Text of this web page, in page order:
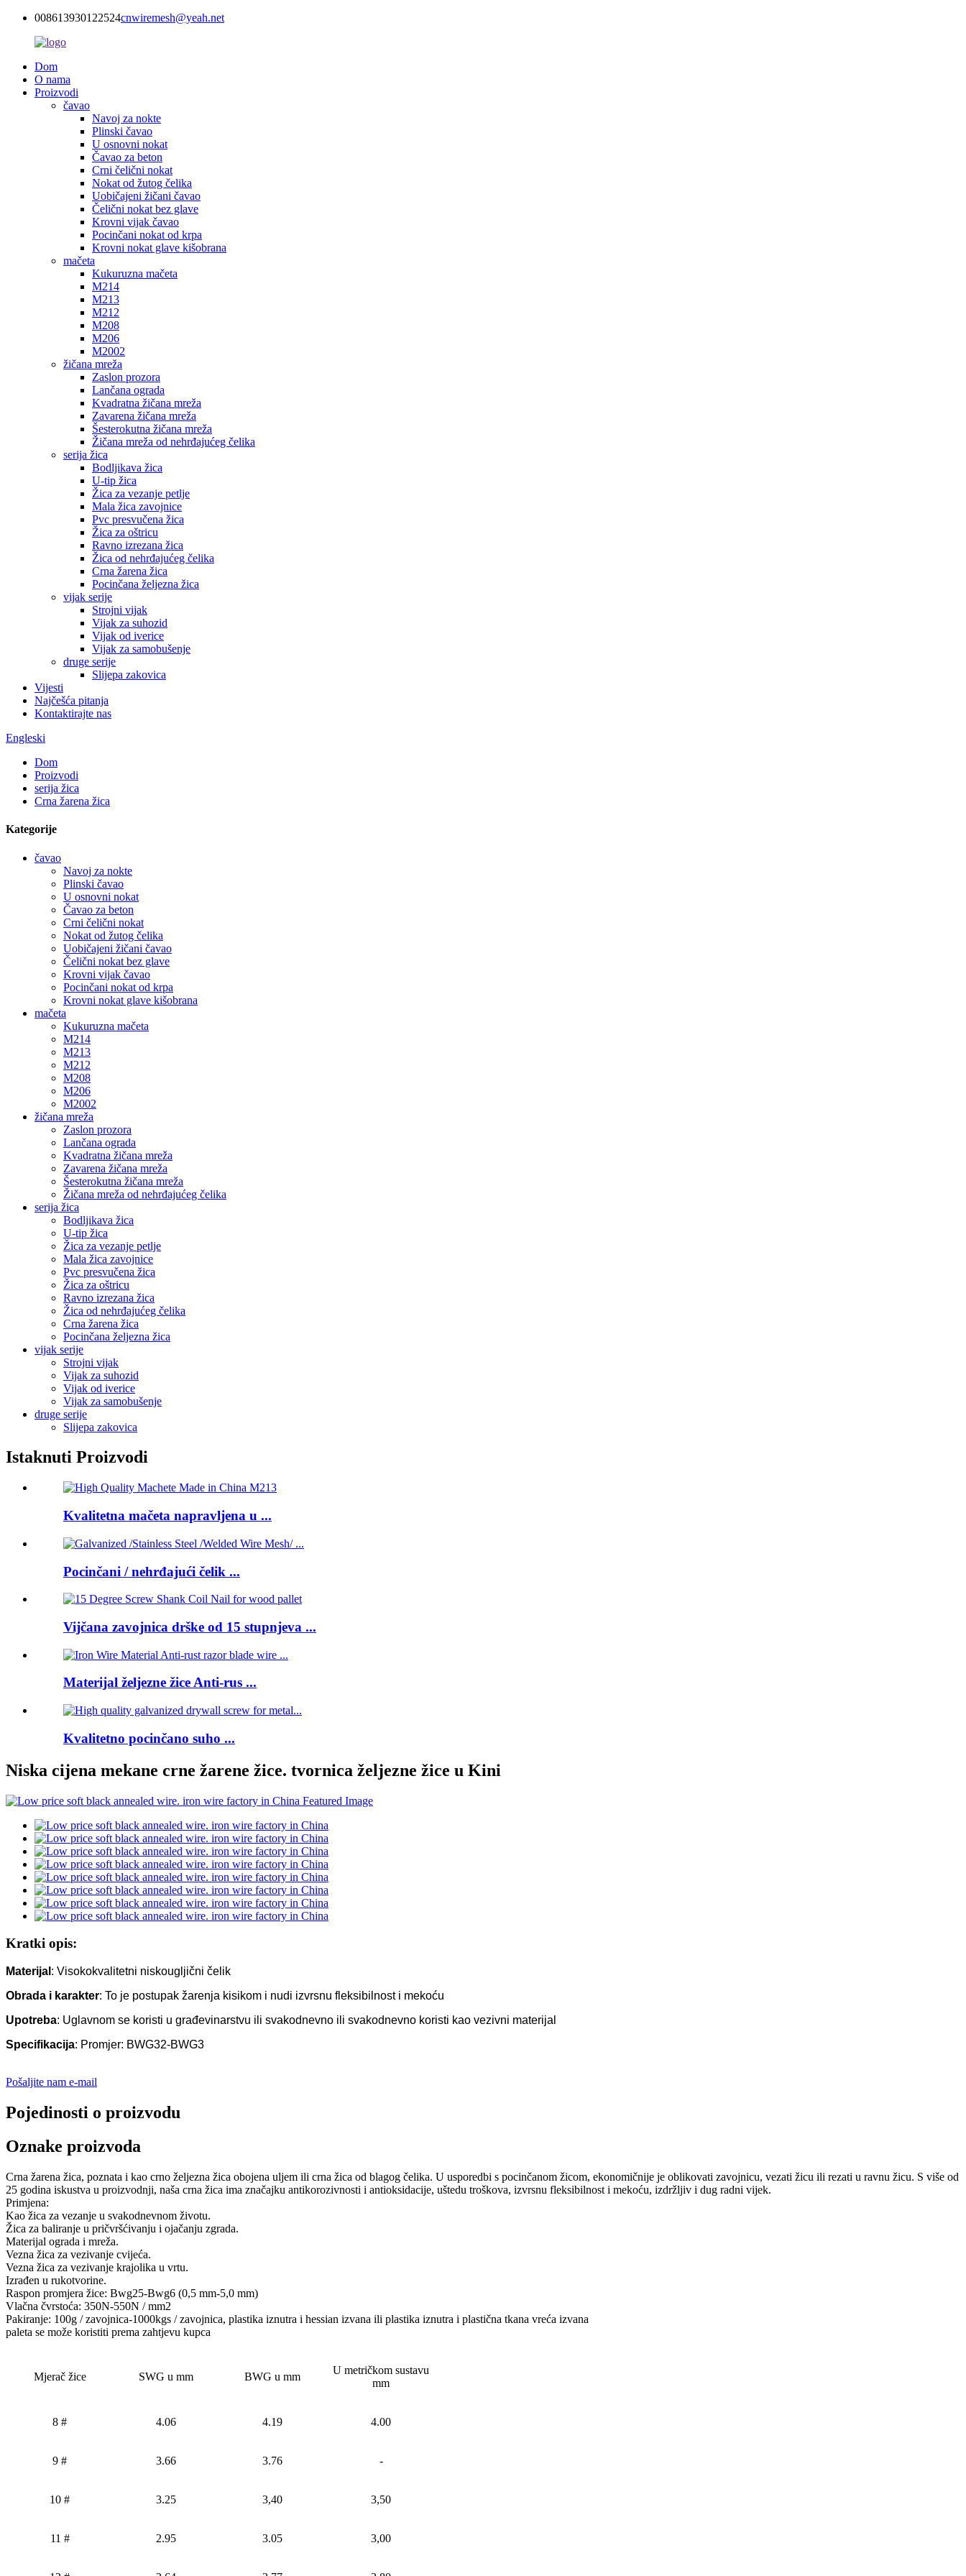
008613930122524cnwiremesh@yeah.net
Dom
O nama
Proizvodi
čavao
Navoj za nokte
Plinski čavao
U osnovni nokat
Čavao za beton
Crni čelični nokat
Nokat od žutog čelika
Uobičajeni žičani čavao
Čelični nokat bez glave
Krovni vijak čavao
Pocinčani nokat od krpa
Krovni nokat glave kišobrana
mačeta
Kukuruzna mačeta
M214
M213
M212
M208
M206
M2002
žičana mreža
Zaslon prozora
Lančana ograda
Kvadratna žičana mreža
Zavarena žičana mreža
Šesterokutna žičana mreža
Žičana mreža od nehrđajućeg čelika
serija žica
Bodljikava žica
U-tip žica
Žica za vezanje petlje
Mala žica zavojnice
Pvc presvučena žica
Žica za oštricu
Ravno izrezana žica
Žica od nehrđajućeg čelika
Crna žarena žica
Pocinčana željezna žica
vijak serije
Strojni vijak
Vijak za suhozid
Vijak od iverice
Vijak za samobušenje
druge serije
Slijepa zakovica
Vijesti
Najčešća pitanja
Kontaktirajte nas
Engleski
Dom
Proizvodi
serija žica
Crna žarena žica
Kategorije
čavao
Navoj za nokte
Plinski čavao
U osnovni nokat
Čavao za beton
Crni čelični nokat
Nokat od žutog čelika
Uobičajeni žičani čavao
Čelični nokat bez glave
Krovni vijak čavao
Pocinčani nokat od krpa
Krovni nokat glave kišobrana
mačeta
Kukuruzna mačeta
M214
M213
M212
M208
M206
M2002
žičana mreža
Zaslon prozora
Lančana ograda
Kvadratna žičana mreža
Zavarena žičana mreža
Šesterokutna žičana mreža
Žičana mreža od nehrđajućeg čelika
serija žica
Bodljikava žica
U-tip žica
Žica za vezanje petlje
Mala žica zavojnice
Pvc presvučena žica
Žica za oštricu
Ravno izrezana žica
Žica od nehrđajućeg čelika
Crna žarena žica
Pocinčana željezna žica
vijak serije
Strojni vijak
Vijak za suhozid
Vijak od iverice
Vijak za samobušenje
druge serije
Slijepa zakovica
Istaknuti Proizvodi
Kvalitetna mačeta napravljena u ...
Pocinčani / nehrđajući čelik ...
Vijčana zavojnica drške od 15 stupnjeva ...
Materijal željezne žice Anti-rus ...
Kvalitetno pocinčano suho ...
Niska cijena mekane crne žarene žice. tvornica željezne žice u Kini
Kratki opis:
Materijal : Visokokvalitetni niskougljični čelik
Obrada i karakter: To je postupak žarenja kisikom i nudi izvrsnu fleksibilnost i mekoću
Upotreba: Uglavnom se koristi u građevinarstvu ili svakodnevno ili svakodnevno koristi kao vezivni materijal
Specifikacija: Promjer: BWG32-BWG3
Pošaljite nam e-mail
Pojedinosti o proizvodu
Oznake proizvoda
Crna žarena žica, poznata i kao crno željezna žica obojena uljem ili crna žica od blagog čelika. U usporedbi s pocinčanom žicom, ekonomičnije je oblikovati zavojnicu, vezati žicu ili rezati u ravnu žicu. S više od
25 godina iskustva u proizvodnji, naša crna žica ima značajku antikorozivnosti i antioksidacije, uštedu troškova, izvrsnu fleksibilnost i mekoću, izdržljiv i dug radni vijek.
Primjena:
Kao žica za vezanje u svakodnevnom životu.
Žica za baliranje u pričvršćivanju i ojačanju zgrada.
Materijal ograda i mreža.
Vezna žica za vezivanje cvijeća.
Vezna žica za vezivanje krajolika u vrtu.
Izrađen u rukotvorine.
Raspon promjera žice: Bwg25-Bwg6 (0,5 mm-5,0 mm)
Vlačna čvrstoća: 350N-550N / mm2
Pakiranje: 100g / zavojnica-1000kgs / zavojnica, plastika iznutra i hessian izvana ili plastika iznutra i plastična tkana vreća izvana
paleta se može koristiti prema zahtjevu kupca
Mjerač žice SWG u mm BWG u mm
U metričkom sustavu
mm
8 # 4.06 4.19 4.00
9 # 3.66 3.76 -
10 # 3.25 3,40 3,50
11 # 2.95 3.05 3,00